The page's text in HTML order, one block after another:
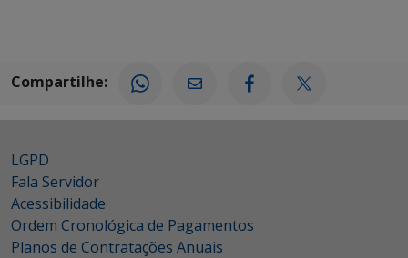
Compartilhe:
LGPD
Fala Servidor
Acessibilidade
Ordem Cronológica de Pagamentos
Planos de Contratações Anuais